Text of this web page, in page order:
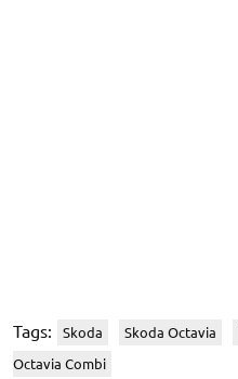
Tags: Skoda Skoda Octavia
Octavia Combi